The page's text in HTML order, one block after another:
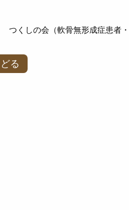
つくしの会（軟骨無形成症患者・
る